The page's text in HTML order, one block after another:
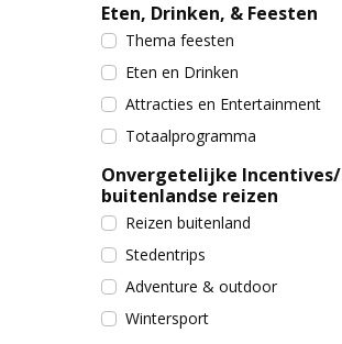
Eten, Drinken, & Feesten
Thema feesten
Eten en Drinken
Attracties en Entertainment
Totaalprogramma
Onvergetelijke Incentives/
buitenlandse reizen
Reizen buitenland
Stedentrips
Adventure & outdoor
Wintersport